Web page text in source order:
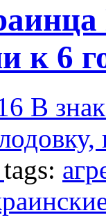
к 6
В
tags: